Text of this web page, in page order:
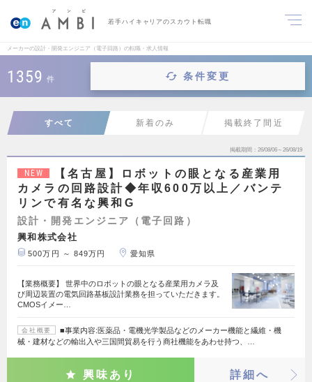
若手ハイキャリアのスカウト転職
メーカーの設計・開発エンジニア（電子回路）の転職・求人情報
1359 件 条件変更
すべて 新着のみ 掲載終了間近
掲載期間 26/08/06～26/08/19
NEW
【名古屋】ロボットの眼となる産業用
カメラの回路設計◆年収600万以上／バンテ
リンで有名な興和G
設計・開発エンジニア（電子回路）
興和株式会社
500万円 ～ 849万円 愛知県
【業務概要】 世界中のロボットの眼となる産業用カメラ及
び周辺装置の電気回路基板設計業務を担っていただきます。
CMOSイメー…
会社概要
■事業内容:医薬品・電機光学製品などのメーカー機能と繊維・機
械・建材などの輸出入や三国間貿易を行う商社機能をあわせ持つ、…
興味あり 詳細へ